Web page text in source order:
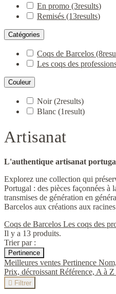
En promo (3results)
Remisés (13results)
Catégories
Coqs de Barcelos (8
Les coqs des
Couleur
Noir(2results)
Blanc (1result)
Artisanat
L'authentique artisanat
Explorez une collection qui
Portugal : des pièces façonnées à
transmises de génération en
Barcelos aux créations aux
Coqs de Barcelos Les coqs des
Il y a 13 produits.
Trier par :
Pertinence
Meilleures ventes Pertinence
Prix, décroissant Référence, A à Z
 Filtrer